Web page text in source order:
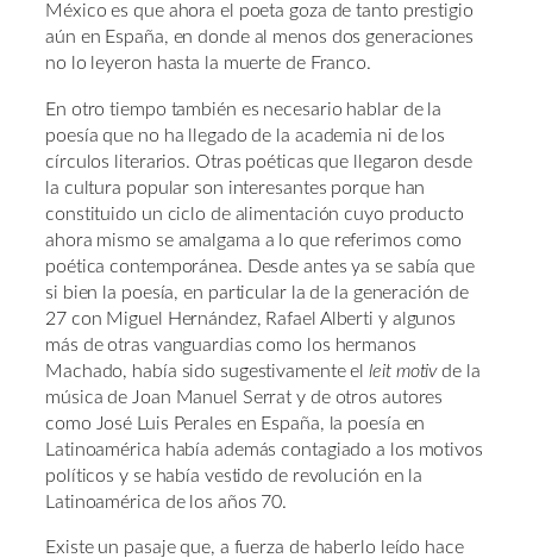
México es que ahora el poeta goza de tanto prestigio
aún en España, en donde al menos dos generaciones
no lo leyeron hasta la muerte de Franco.
En otro tiempo también es necesario hablar de la
poesía que no ha llegado de la academia ni de los
círculos literarios. Otras poéticas que llegaron desde
la cultura popular son interesantes porque han
constituido un ciclo de alimentación cuyo producto
ahora mismo se amalgama a lo que referimos como
poética contemporánea. Desde antes ya se sabía que
si bien la poesía, en particular la de la generación de
27 con Miguel Hernández, Rafael Alberti y algunos
más de otras vanguardias como los hermanos
Machado, había sido sugestivamente el leit motivde la
música de Joan Manuel Serrat y de otros autores
como José Luis Perales en España, la poesía en
Latinoamérica había además contagiado a los motivos
políticos y se había vestido de revolución en la
Latinoamérica de los años 70.
Existe un pasaje que, a fuerza de haberlo leído hace